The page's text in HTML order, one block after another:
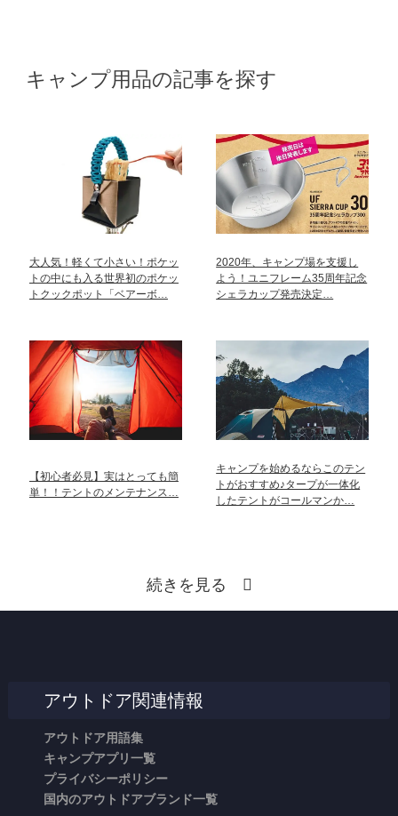
キャンプ用品の記事を探す
大人気！軽くて小さい！ポケッ
トの中にも入る世界初のポケッ
トクックポット「ベアーボ…
2020年、キャンプ場を支援し
よう！ユニフレーム35周年記念
シェラカップ発売決定…
【初心者必見】実はとっても簡
単！！テントのメンテナンス…
キャンプを始めるならこのテン
トがおすすめ♪タープが一体化
したテントがコールマンか…
続きを見る
アウトドア関連情報
アウトドア用語集
キャンプアプリ一覧
プライバシーポリシー
国内のアウトドアブランド一覧